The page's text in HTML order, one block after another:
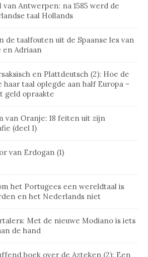
van Antwerpen: na 1585 werd de
taal Hollands
de taalfouten uit de Spaanse les van
en Adriaan
en Plattdeutsch (2): Hoe de
haar taal oplegde aan half Europa –
geld opraakte
van Oranje: 18 feiten uit zijn
(deel 1)
van Erdogan (1)
het Portugees een wereldtaal is
en het Nederlands niet
Met de nieuwe Modiano is iets
de hand
boek over de Azteken (2): Een